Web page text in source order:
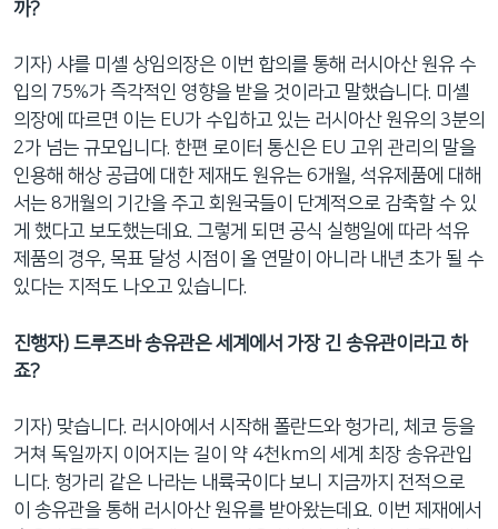
까?
기자) 샤를 미셸 상임의장은 이번 합의를 통해 러시아산 원유 수
입의 75%가 즉각적인 영향을 받을 것이라고 말했습니다. 미셸
의장에 따르면 이는 EU가 수입하고 있는 러시아산 원유의 3분의
2가 넘는 규모입니다. 한편 로이터 통신은 EU 고위 관리의 말을
인용해 해상 공급에 대한 제재도 원유는 6개월, 석유제품에 대해
서는 8개월의 기간을 주고 회원국들이 단계적으로 감축할 수 있
게 했다고 보도했는데요. 그렇게 되면 공식 실행일에 따라 석유
제품의 경우, 목표 달성 시점이 올 연말이 아니라 내년 초가 될 수
있다는 지적도 나오고 있습니다.
진행자) 드루즈바 송유관은 세계에서 가장 긴 송유관이라고 하
죠?
기자) 맞습니다. 러시아에서 시작해 폴란드와 헝가리, 체코 등을
거쳐 독일까지 이어지는 길이 약 4천km의 세계 최장 송유관입
니다. 헝가리 같은 나라는 내륙국이다 보니 지금까지 전적으로
이 송유관을 통해 러시아산 원유를 받아왔는데요. 이번 제재에서